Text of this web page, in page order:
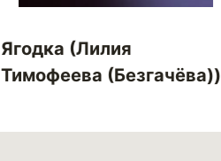
Ягодка (Лилия
Тимофеева (Безгачёва))